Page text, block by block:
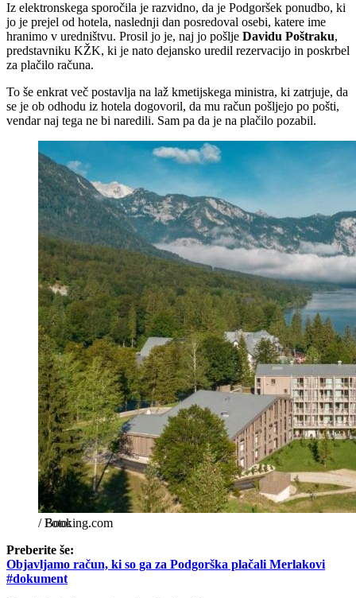
Iz elektronskega sporočila je razvidno, da je Podgoršek ponudbo, ki
jo je prejel od hotela, naslednji dan posredoval osebi, katere ime
hranimo v uredništvu. Prosil jo je, naj jo pošlje Davidu Poštraku,
predstavniku KŽK, ki je nato dejansko uredil rezervacijo in poskrbel
za plačilo računa.
To še enkrat več postavlja na laž kmetijskega ministra, ki zatrjuje, da
se je ob odhodu iz hotela dogovoril, da mu račun pošljejo po pošti,
vendar naj tega ne bi naredili. Sam pa da je na plačilo pozabil.
/Booking.com
Preberite še:
Objavljamo račun, ki so ga za Podgorška plačali Merlakovi
#dokument